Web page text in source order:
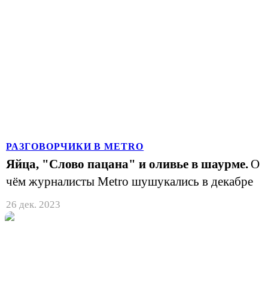
РАЗГОВОРЧИКИ В METRO
Яйца, "Слово пацана" и оливье в шаурме.О
чём журналисты Metro шушукались в декабре
26 дек. 2023